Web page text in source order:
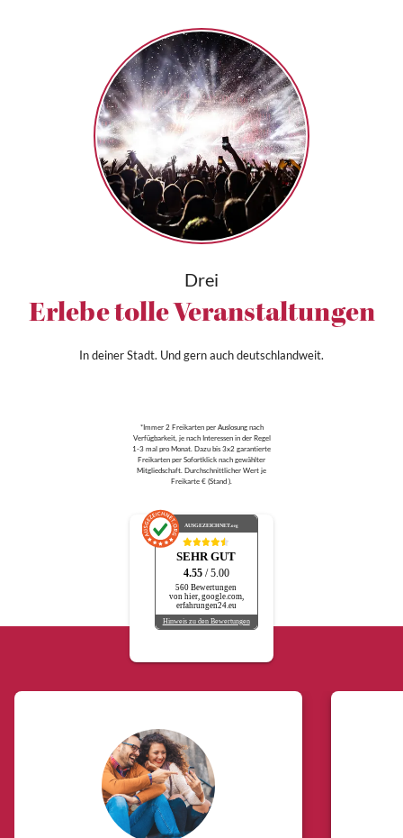
Drei
Erlebe tolle Veranstaltungen
In deiner Stadt. Und gern auch deutschlandweit.
*Immer 2 Freikarten per Auslosung nach
Verfügbarkeit, je nach Interessen in der Regel
1-3 mal pro Monat. Dazu bis 3x2 garantierte
Freikarten per Sofortklick nach gewählter
Mitgliedschaft. Durchschnittlicher Wert je
Freikarte € (Stand ).
AUSGEZEICHNET.org
SEHR GUT
4.55 / 5.00
560 Bewertungen
von hier, google.com,
erfahrungen24.eu
Hinweis zu den Bewertungen